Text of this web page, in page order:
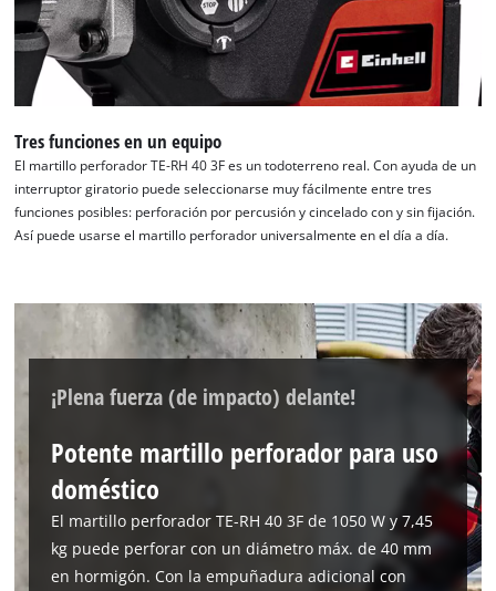
the site with their CMP to add this content
to the list of technologies used.
Powered by Usercentrics Consent
Management Platform
Tres funciones en un equipo
El martillo perforador TE-RH 40 3F es un todoterreno real. Con ayuda de un
interruptor giratorio puede seleccionarse muy fácilmente entre tres
funciones posibles: perforación por percusión y cincelado con y sin fijación.
Así puede usarse el martillo perforador universalmente en el día a día.
¡Plena fuerza (de impacto) delante!
Potente martillo perforador para uso
doméstico
El martillo perforador TE-RH 40 3F de 1050 W y 7,45
kg puede perforar con un diámetro máx. de 40 mm
en hormigón. Con la empuñadura adicional con